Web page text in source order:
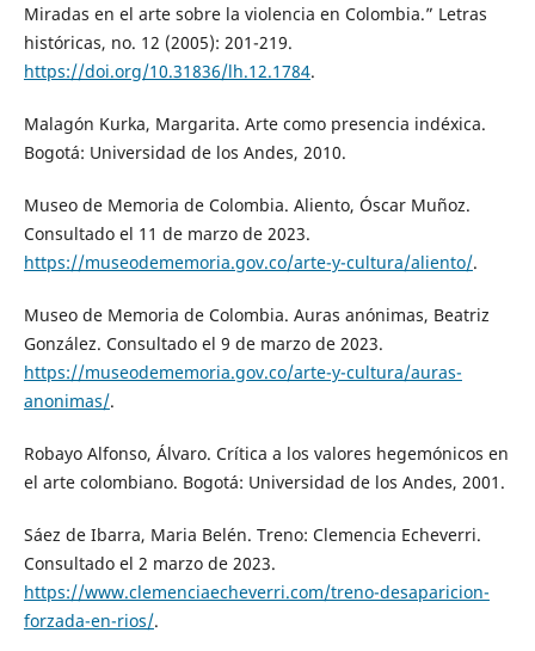
Miradas en el arte sobre la violencia en Colombia.” Letras
históricas, no. 12 (2005): 201-219.
https://doi.org/10.31836/lh.12.1784.
Malagón Kurka, Margarita. Arte como presencia indéxica.
Bogotá: Universidad de los Andes, 2010.
Museo de Memoria de Colombia. Aliento, Óscar Muñoz.
Consultado el 11 de marzo de 2023.
https://museodememoria.gov.co/arte-y-cultura/aliento/.
Museo de Memoria de Colombia. Auras anónimas, Beatriz
González. Consultado el 9 de marzo de 2023.
https://museodememoria.gov.co/arte-y-cultura/auras-
anonimas/.
Robayo Alfonso, Álvaro. Crítica a los valores hegemónicos en
el arte colombiano. Bogotá: Universidad de los Andes, 2001.
Sáez de Ibarra, Maria Belén. Treno: Clemencia Echeverri.
Consultado el 2 marzo de 2023.
https://www.clemenciaecheverri.com/treno-desaparicion-
forzada-en-rios/.